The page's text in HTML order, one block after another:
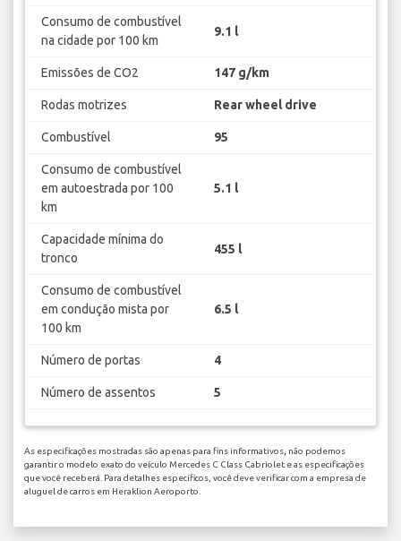
Consumo de combustível
na cidade por 100 km
9.1 l
Emissões de CO2 147 g/km
Rodas motrizes Rear wheel drive
Combustível 95
Consumo de combustível
em autoestrada por 100
km
5.1 l
Capacidade mínima do
tronco
455 l
Consumo de combustível
em condução mista por
100 km
6.5 l
Número de portas 4
Número de assentos 5
As especificações mostradas são apenas para fins informativos, não podemos
garantir o modelo exato do veículo Mercedes C Class Cabriolet e as especificações
que você receberá. Para detalhes específicos, você deve verificar com a empresa de
aluguel de carros em Heraklion Aeroporto.